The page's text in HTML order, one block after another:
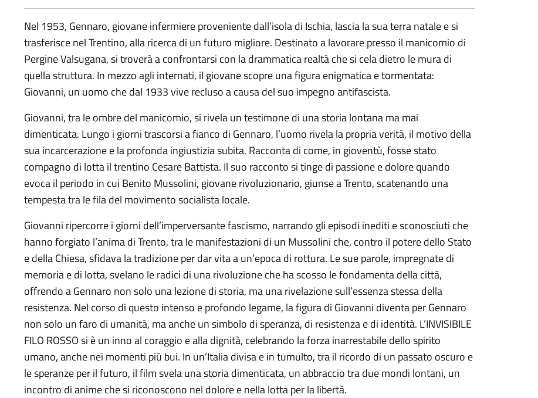
Nel 1953, Gennaro, giovane infermiere proveniente dall’isola di Ischia, lascia la sua terra natale e si
trasferisce nel Trentino, alla ricerca di un futuro migliore. Destinato a lavorare presso il manicomio di
Pergine Valsugana, si troverà a confrontarsi con la drammatica realtà che si cela dietro le mura di
quella struttura. In mezzo agli internati, il giovane scopre una figura enigmatica e tormentata:
Giovanni, un uomo che dal 1933 vive recluso a causa del suo impegno antifascista.
Giovanni, tra le ombre del manicomio, si rivela un testimone di una storia lontana ma mai
dimenticata. Lungo i giorni trascorsi a fianco di Gennaro, l’uomo rivela la propria verità, il motivo della
sua incarcerazione e la profonda ingiustizia subita. Racconta di come, in gioventù, fosse stato
compagno di lotta il trentino Cesare Battista. Il suo racconto si tinge di passione e dolore quando
evoca il periodo in cui Benito Mussolini, giovane rivoluzionario, giunse a Trento, scatenando una
tempesta tra le fila del movimento socialista locale.
Giovanni ripercorre i giorni dell’imperversante fascismo, narrando gli episodi inediti e sconosciuti che
hanno forgiato l’anima di Trento, tra le manifestazioni di un Mussolini che, contro il potere dello Stato
e della Chiesa, sfidava la tradizione per dar vita a un’epoca di rottura. Le sue parole, impregnate di
memoria e di lotta, svelano le radici di una rivoluzione che ha scosso le fondamenta della città,
offrendo a Gennaro non solo una lezione di storia, ma una rivelazione sull’essenza stessa della
resistenza. Nel corso di questo intenso e profondo legame, la figura di Giovanni diventa per Gennaro
non solo un faro di umanità, ma anche un simbolo di speranza, di resistenza e di identità. L’INVISIBILE
FILO ROSSO si è un inno al coraggio e alla dignità, celebrando la forza inarrestabile dello spirito
umano, anche nei momenti più bui. In un’Italia divisa e in tumulto, tra il ricordo di un passato oscuro e
le speranze per il futuro, il film svela una storia dimenticata, un abbraccio tra due mondi lontani, un
incontro di anime che si riconoscono nel dolore e nella lotta per la libertà.